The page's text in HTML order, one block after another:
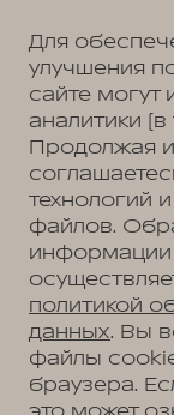
Согласие на
Адрес
Омск, ул.
+7 (3812)
Для
улучшения
сайте могут
аналитики
Продолжая
технологий
файлов.
политикой
данных. Вы
файлы
браузера.